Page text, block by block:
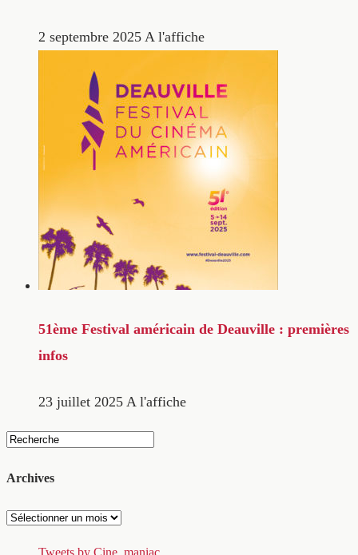
2 septembre 2025 A l'affiche
51ème Festival américain de Deauville : premières
infos
23 juillet 2025 A l'affiche
Archives
Archives